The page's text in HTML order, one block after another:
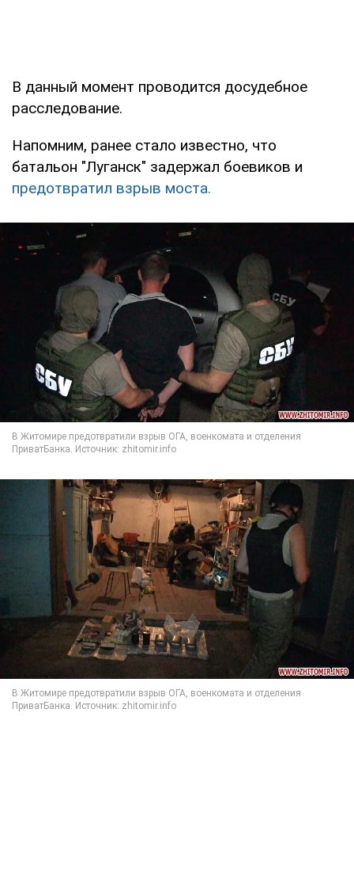
В данный момент проводится досудебное
расследование.
Напомним, ранее стало известно, что
батальон "Луганск" задержал боевиков и
предотвратил взрыв моста.